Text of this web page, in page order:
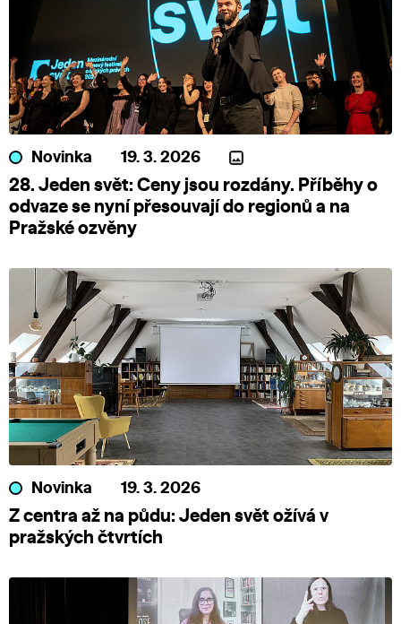
Novinka 19. 3. 2026
28. Jeden svět: Ceny jsou rozdány. Příběhy o
odvaze se nyní přesouvají do regionů a na
Pražské ozvěny
Novinka 19. 3. 2026
Z centra až na půdu: Jeden svět ožívá v
pražských čtvrtích